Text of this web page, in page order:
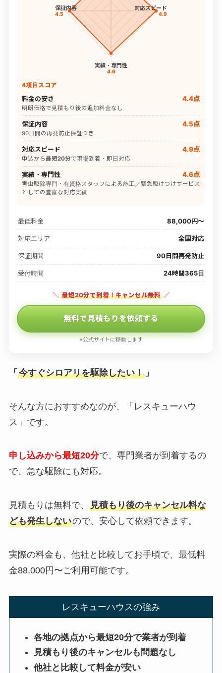
対応スピード
4.9
実績・専門性
4.6
保証内容
4.5
4項目スコア
料金の安さ 4.4点
明朗価格で見積もり後の追加料金なし
保証内容 4.5点
90日間の再発防止保証つき
対応スピード 4.9点
申込から最短20分で現場到着・即日対応
実績・専門性 4.6点
害虫駆除専門・有資格スタッフによる施工／緊急駆けつけサービス
としての豊富な対応実績
最低料金 88,000円〜
対応エリア 全国対応
保証期間 90日間再発防止
受付時間 24時間365日
＼ 最短20分で到着！キャンセル無料 ／
無料で見積もりを依頼する
※公式サイトに移動します
「 今すぐシロアリを駆除したい！」
そんな方におすすめなのが、「レスキューハウ
ス」です。
申し込みから最短20分で、専門業者が到着するの
で、急な駆除にも対応。
見積もりは無料で、 見積もり後のキャンセル料な
ども発生しないので、安心して依頼できます。
実際の料金も、他社と比較してお手頃で、最低料
金88,000円〜ご利用可能です。
レスキューハウスの強み
各地の拠点から最短20分で業者が到着
見積もり後のキャンセルも問題なし
他社と比較して料金が安い